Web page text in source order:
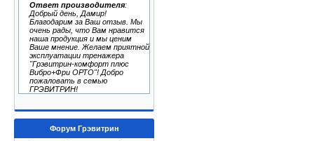
Ответ производителя:
Добрый день, Дамир!
Благодарим за Ваш отзыв. Мы
очень рады, что Вам нравится
наша продукция и мы ценим
Ваше мнение. Желаем приятной
эксплуатации тренажера
"Грэвитрин-комфорт плюс
Вибро+Фри ОРТО"! Добро
пожаловать в семью
ГРЭВИТРИН!
Форум Грэвитрин